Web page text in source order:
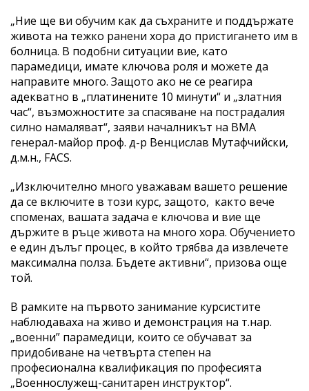
„Ние ще ви обучим как да съхраните и поддържате
живота на тежко ранени хора до пристигането им в
болница. В подобни ситуации вие, като
парамедици, имате ключова роля и можете да
направите много. Защото ако не се реагира
адекватно в „платинените 10 минути“ и „златния
час“, възможностите за спасяване на пострадалия
силно намаляват“, заяви началникът на ВМА
генерал-майор проф. д-р Венцислав Мутафчийски,
д.м.н., FACS.
„Изключително много уважавам вашето решение
да се включите в този курс, защото, както вече
споменах, вашата задача е ключова и вие ще
държите в ръце живота на много хора. Обучението
е един дълъг процес, в който трябва да извлечете
максимална полза. Бъдете активни“, призова още
той.
В рамките на първото занимание курсистите
наблюдаваха на живо и демонстрация на т.нар.
„военни” парамедици, които се обучават за
придобиване на четвърта степен на
професионална квалификация по професията
„Военнослужещ-санитарен инструктор“.